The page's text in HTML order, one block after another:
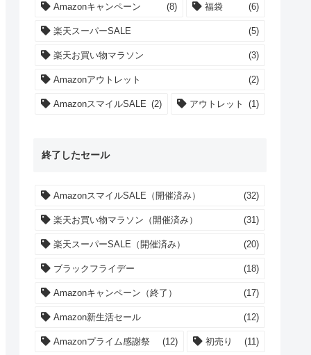
Amazonキャンペーン (8) 福袋 (6)
楽天スーパーSALE (5)
楽天お買い物マラソン (3)
Amazonアウトレット (2)
AmazonスマイルSALE (2) アウトレット (1)
終了したセール
AmazonスマイルSALE（開催済み） (32)
楽天お買い物マラソン（開催済み） (31)
楽天スーパーSALE（開催済み） (20)
ブラックフライデー (18)
Amazonキャンペーン（終了） (17)
Amazon新生活セール (12)
Amazonプライム感謝祭 (12) 初売り (11)